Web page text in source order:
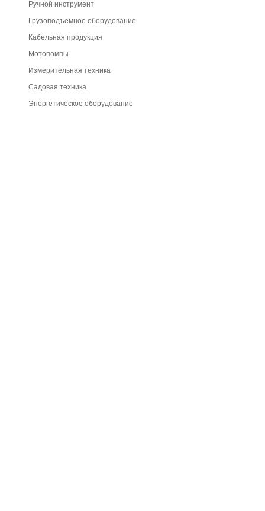
Ручной инструмент
Грузоподъемное оборудование
Кабельная продукция
Мотопомпы
Измерительная техника
Садовая техника
Энергетическое оборудование